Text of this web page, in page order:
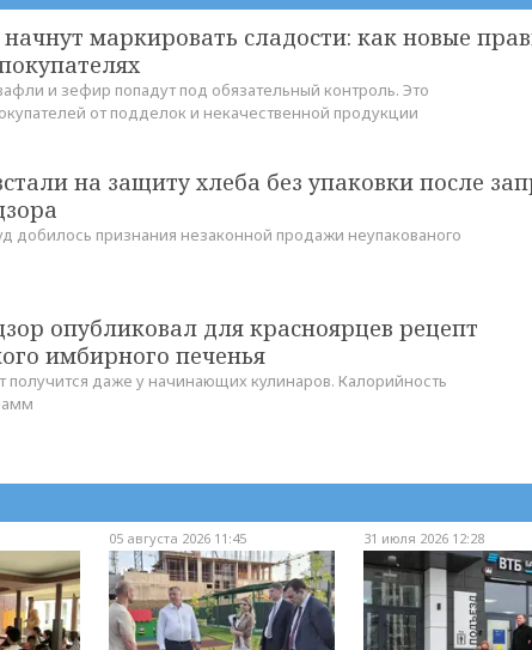
маркировать сладости: как новые
и зефир попадут под обязательный контроль. Это
от подделок и некачественной продукции
на защиту хлеба без упаковки после
добилось признания незаконной продажи неупакованого
опубликовал для красноярцев рецепт
имбирного печенья
получится даже у начинающих кулинаров. Калорийность
05 августа 2026 11:45 31 июля 2026 12:28